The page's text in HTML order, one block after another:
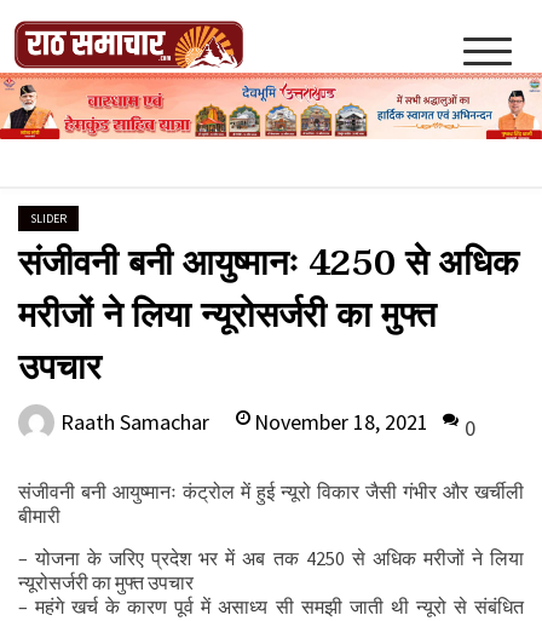
content
Raath Samachar
SLIDER
संजीवनी बनी आयुष्मानः 4250 से अधिक
मरीजों ने लिया न्यूरोसर्जरी का मुफ्त
उपचार
Raath Samachar November 18, 2021 0
संजीवनी बनी आयुष्मानः कंट्रोल में हुई न्यूरो विकार जैसी गंभीर और खर्चीली
बीमारी
– योजना के जरिए प्रदेश भर में अब तक 4250 से अधिक मरीजों ने लिया
न्यूरोसर्जरी का मुफ्त उपचार
– महंगे खर्च के कारण पूर्व में असाध्य सी समझी जाती थी न्यूरो से संबंधित